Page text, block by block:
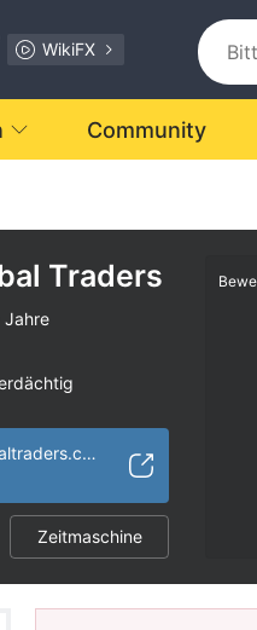
WikiFX
Community
Traders
Jahre
https://infinityglobaltraders.com/
Zeitmaschine